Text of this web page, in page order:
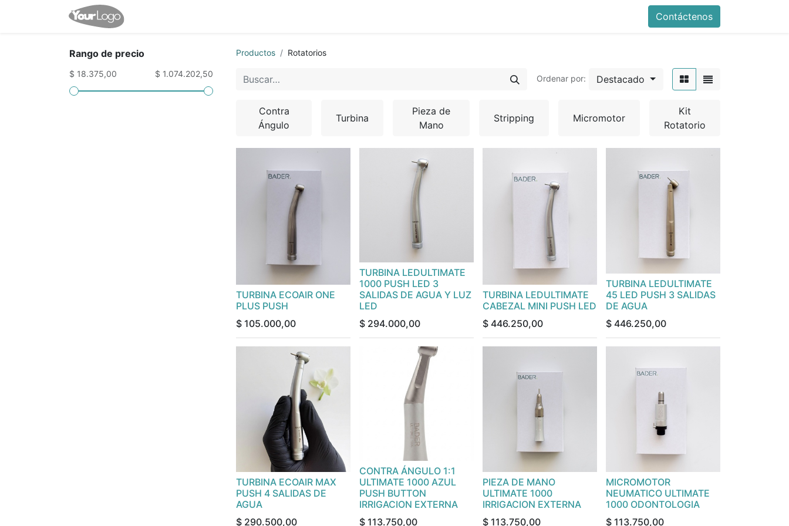
Contáctenos
Rango de precio
$ 18.375,00 $ 1.074.202,50
Productos Rotatorios
Ordenar por: Destacado
Contra
Ángulo
Turbina
Pieza de
Mano
Stripping Micromotor
Kit
Rotatorio
TURBINA ECOAIR ONE
PLUS PUSH
$ 105.000,00
TURBINA LEDULTIMATE
1000 PUSH LED 3
SALIDAS DE AGUA Y LUZ
LED
$ 294.000,00
TURBINA LEDULTIMATE
CABEZAL MINI PUSH LED
$ 446.250,00
TURBINA LEDULTIMATE
45 LED PUSH 3 SALIDAS
DE AGUA
$ 446.250,00
TURBINA ECOAIR MAX
PUSH 4 SALIDAS DE
AGUA
$ 290.500,00
CONTRA ÁNGULO 1:1
ULTIMATE 1000 AZUL
PUSH BUTTON
IRRIGACION EXTERNA
$ 113.750,00
PIEZA DE MANO
ULTIMATE 1000
IRRIGACION EXTERNA
$ 113.750,00
MICROMOTOR
NEUMATICO ULTIMATE
1000 ODONTOLOGIA
$ 113.750,00